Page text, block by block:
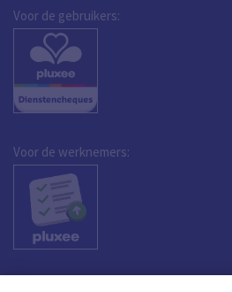
Voor de gebruikers:
Voor de werknemers: